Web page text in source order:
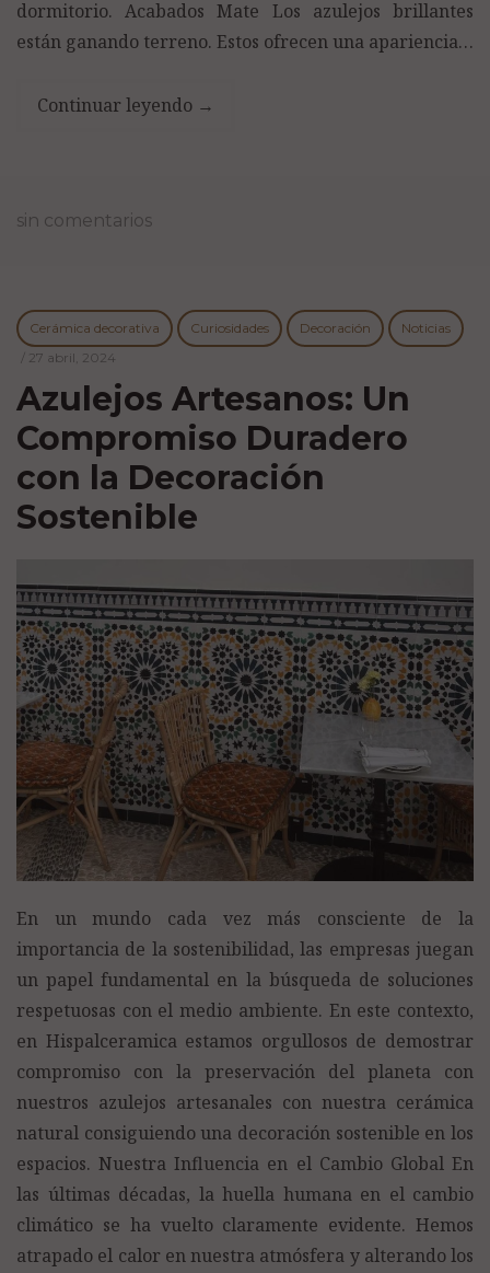
dormitorio. Acabados Mate Los azulejos brillantes
están ganando terreno. Estos ofrecen una apariencia…
Continuar leyendo →
sin comentarios
Cerámica decorativa Curiosidades Decoración
Noticias
/ 27 abril, 2024
Azulejos Artesanos: Un
Compromiso Duradero
con la Decoración
Sostenible
En un mundo cada vez más consciente de la
importancia de la sostenibilidad, las empresas juegan
un papel fundamental en la búsqueda de soluciones
respetuosas con el medio ambiente. En este contexto,
en Hispalceramica estamos orgullosos de demostrar
compromiso con la preservación del planeta con
nuestros azulejos artesanales con nuestra cerámica
natural consiguiendo una decoración sostenible en los
espacios. Nuestra Influencia en el Cambio Global En
las últimas décadas, la huella humana en el cambio
climático se ha vuelto claramente evidente. Hemos
atrapado el calor en nuestra atmósfera y alterando los